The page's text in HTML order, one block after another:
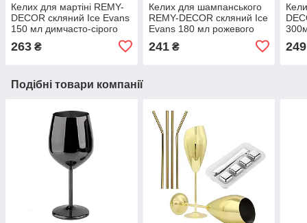
Келих для мартіні REMY-
DEСOR скляний Ice Evans
150 мл димчасто-сірого
кольору із золотим кантом
для коктейлів
263 ₴
Келих для шампанського
REMY-DECOR скляний Ice
Evans 180 мл рожевого
кольору із золотим кантом
для дому весілля
241₴ 249
Подібні товари компанії